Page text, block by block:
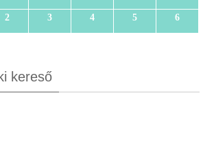
2 3 4 5 6
kereső